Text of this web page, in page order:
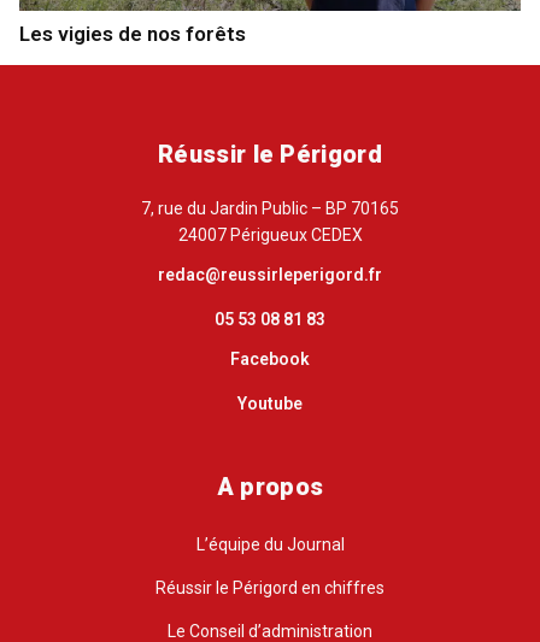
Les vigies de nos forêts
Réussir le Périgord
7, rue du Jardin Public – BP 70165
24007 Périgueux CEDEX
redac@reussirleperigord.fr
05 53 08 81 83
Facebook
Youtube
A propos
L’équipe du Journal
Réussir le Périgord en chiffres
Le Conseil d’administration